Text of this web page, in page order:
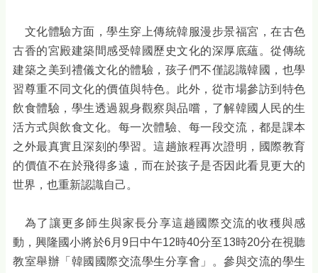
文化體驗方面，學生穿上傳統韓服漫步景福宮，在古色
古香的宮殿建築間感受韓國歷史文化的深厚底蘊。從傳統
建築之美到禮儀文化的體驗，孩子們不僅認識韓國，也學
習尊重不同文化的價值與特色。此外，從市場參訪到特色
飲食體驗，學生透過親身觀察與品嚐，了解韓國人民的生
活方式與飲食文化。每一次體驗、每一段交流，都是課本
之外最真實且深刻的學習。這趟旅程再次證明，國際教育
的價值不在於飛得多遠，而在於孩子是否因此看見更大的
世界，也重新認識自己。
為了讓更多師生與家長分享這趟國際交流的收穫與感
動，興隆國小將於6月9日中午12時40分至13時20分在視聽
教室舉辦「韓國國際交流學生分享會」。參與交流的學生